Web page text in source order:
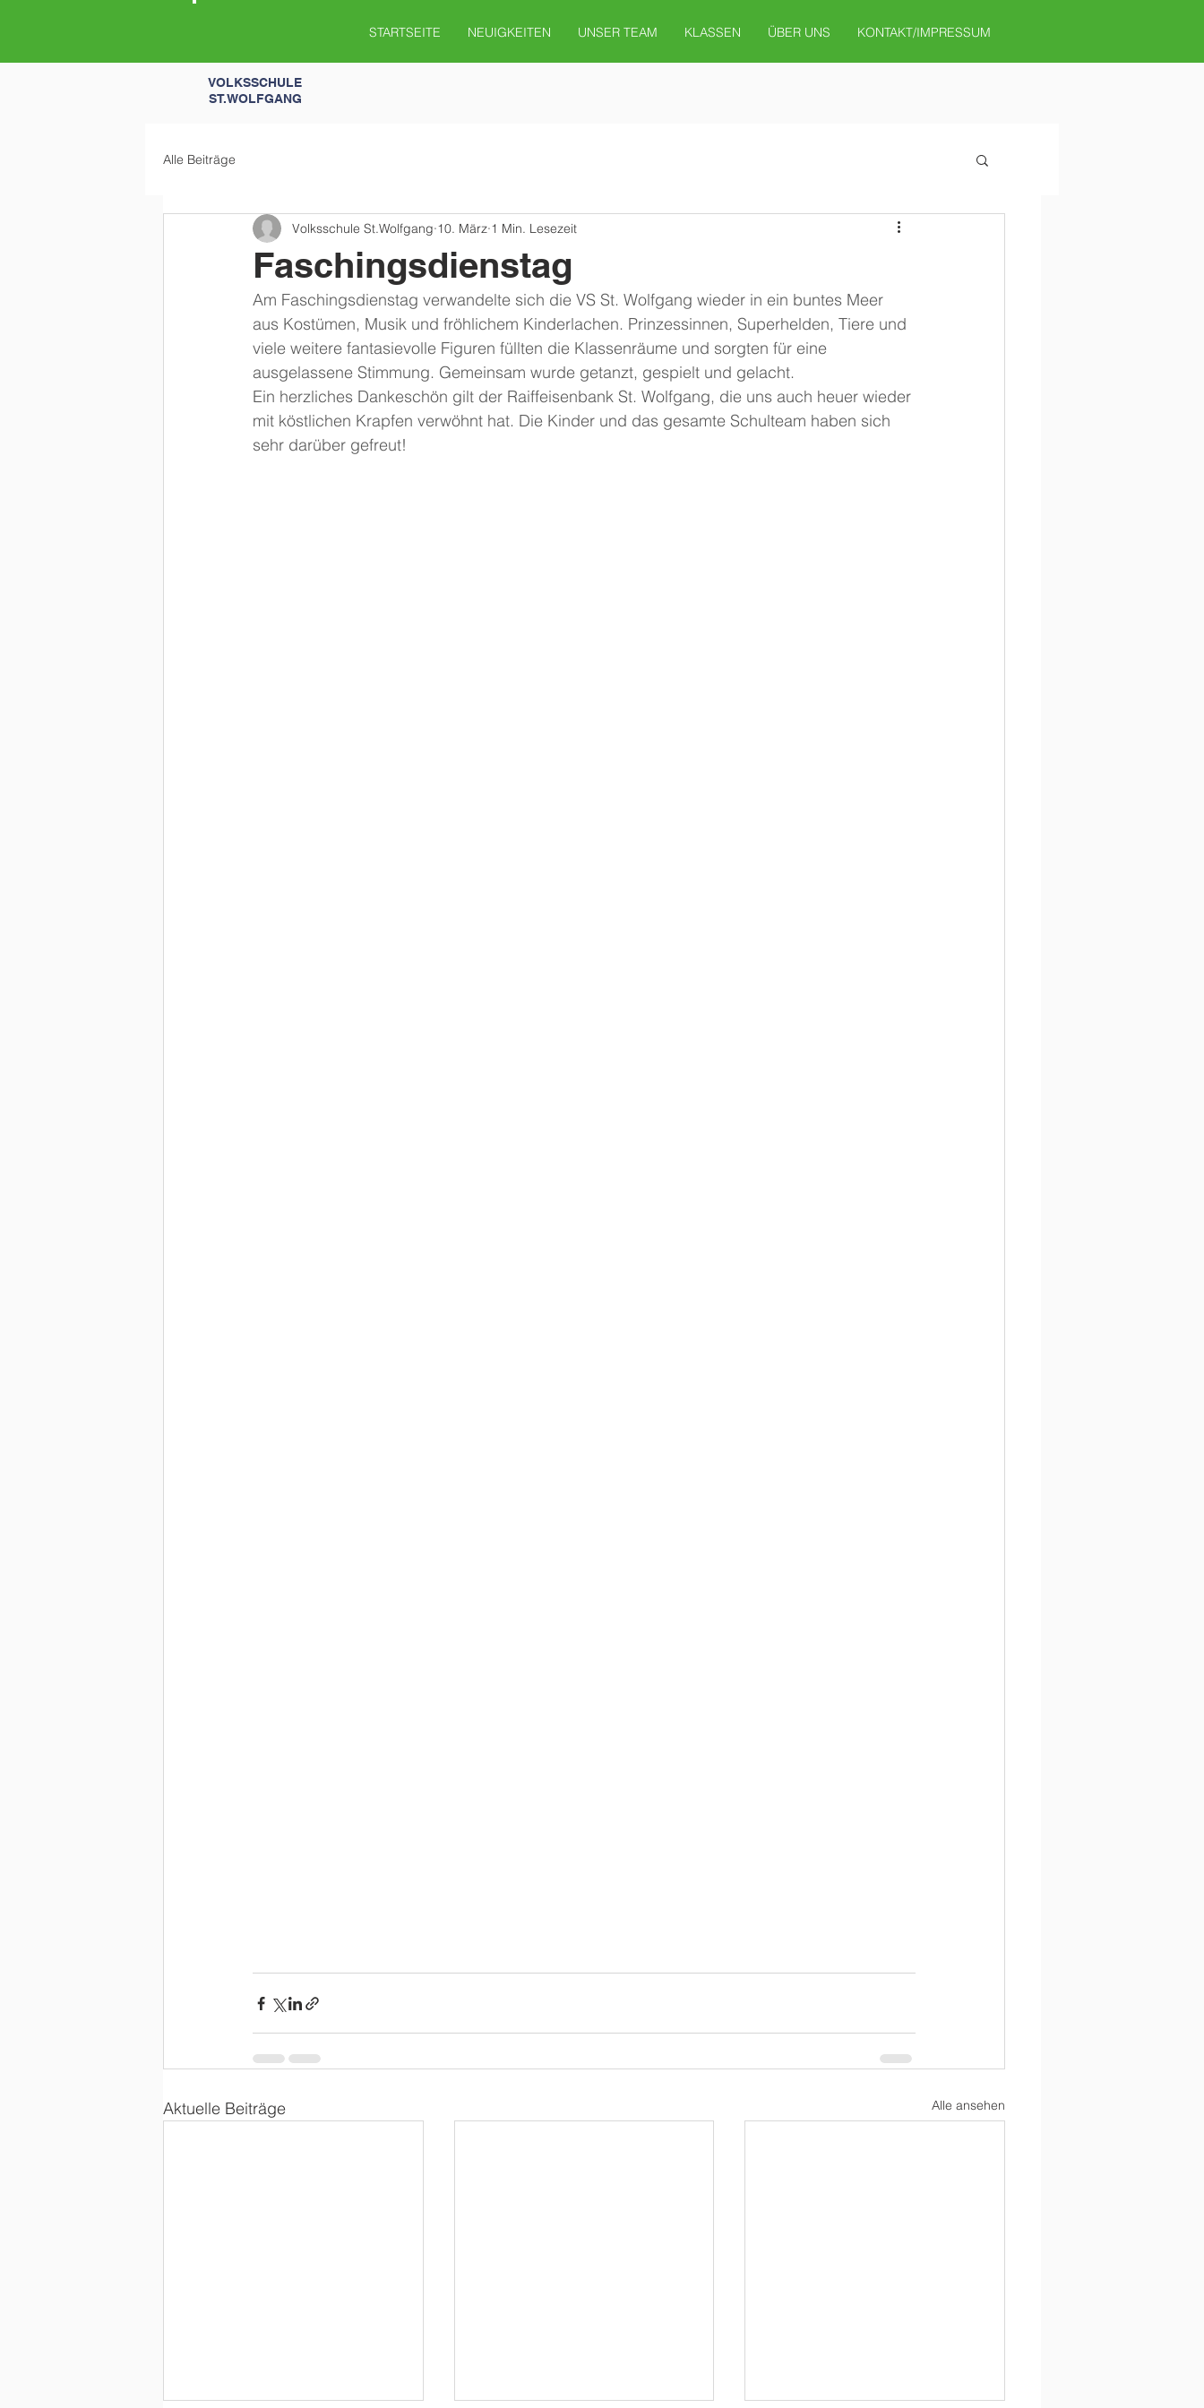
STARTSEITE NEUIGKEITEN UNSER TEAM KLASSEN ÜBER UNS KONTAKT/IMPRESSUM
Alle Beiträge
Faschingsdienstag
Volksschule St.Wolfgang 10. März 1 Min. Lesezeit
Am Faschingsdienstag verwandelte sich die VS St. Wolfgang wieder in ein buntes Meer
aus Kostümen, Musik und fröhlichem Kinderlachen. Prinzessinnen, Superhelden, Tiere und
viele weitere fantasievolle Figuren füllten die Klassenräume und sorgten für eine
ausgelassene Stimmung. Gemeinsam wurde getanzt, gespielt und gelacht.
Ein herzliches Dankeschön gilt der Raiffeisenbank St. Wolfgang, die uns auch heuer wieder
mit köstlichen Krapfen verwöhnt hat. Die Kinder und das gesamte Schulteam haben sich
sehr darüber gefreut!
Aktuelle Beiträge Alle ansehen
VOLKSSCHULE
ST.WOLFGANG